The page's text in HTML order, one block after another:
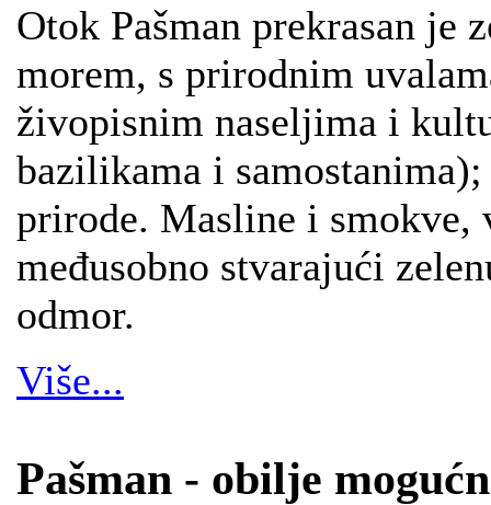
Otok Pašman prekrasan je
morem, s prirodnim
živopisnim naseljima i
bazilikama i
prirode. Masline i
međusobno stvarajući
odmor.
Više...
Pašman - obilje